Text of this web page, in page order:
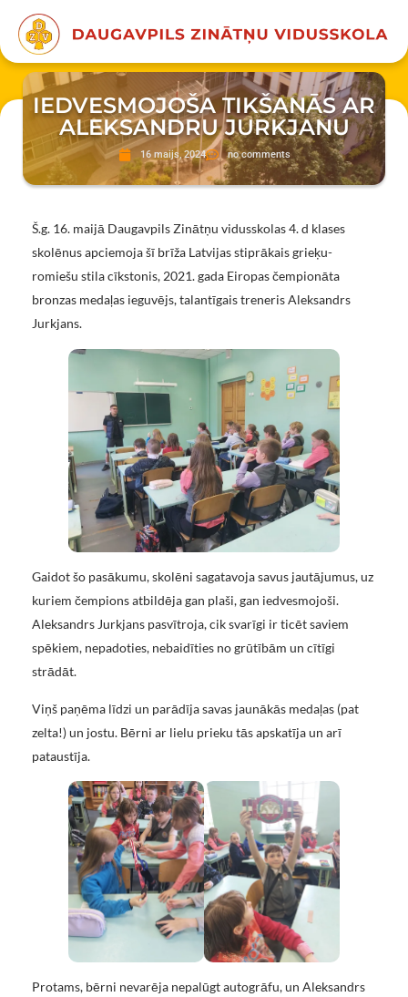
IEDVESMOJOŠA TIKŠANĀS AR
ALEKSANDRU JURKJANU
16 maijs, 2024 no comments
Š.g. 16. maijā Daugavpils Zinātņu vidusskolas 4. d klases
skolēnus apciemoja šī brīža Latvijas stiprākais grieķu-
romiešu stila cīkstonis, 2021. gada Eiropas čempionāta
bronzas medaļas ieguvējs, talantīgais treneris Aleksandrs
Jurkjans.
Gaidot šo pasākumu, skolēni sagatavoja savus jautājumus, uz
kuriem čempions atbildēja gan plaši, gan iedvesmojoši.
Aleksandrs Jurkjans pasvītroja, cik svarīgi ir ticēt saviem
spēkiem, nepadoties, nebaidīties no grūtībām un cītīgi
strādāt.
Viņš paņēma līdzi un parādīja savas jaunākās medaļas (pat
zelta!) un jostu. Bērni ar lielu prieku tās apskatīja un arī
pataustīja.
Protams, bērni nevarēja nepalūgt autogrāfu, un Aleksandrs